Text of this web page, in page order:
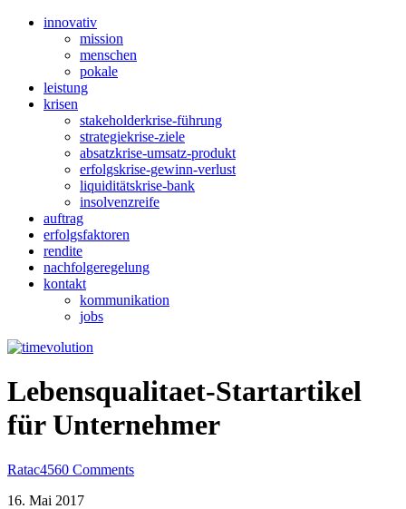
innovativ
mission
menschen
pokale
leistung
krisen
stakeholderkrise-führung
strategiekrise-ziele
absatzkrise-umsatz-produkt
erfolgskrise-gewinn-verlust
liquiditätskrise-bank
insolvenzreife
auftrag
erfolgsfaktoren
rendite
nachfolgeregelung
kontakt
kommunikation
jobs
Lebensqualitaet-Startartikel
für Unternehmer
Ratac4560 Comments
16. Mai 2017